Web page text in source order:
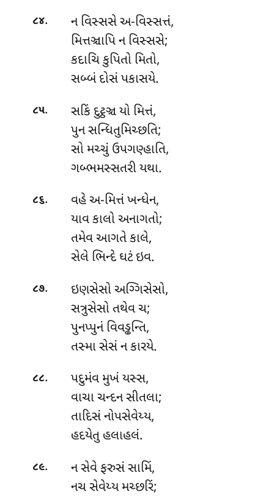
૮૪.
ન વિસ્સસે અ-વિસ્સત્તં,
મિત્તઞ્ચાપિ ન વિસ્સસે;
કદાચિ કુપિતો મિતો,
સબ્બં દોસં પકાસયે.
૮૫.
સકિં દુટ્ઠઞ્ચ યો મિત્તં,
પુન સન્ધિતુમિચ્છતિ;
સો મચ્ચું ઉપગણ્હાતિ,
ગબ્ભમસ્સતરી યથા.
૮૬.
વહે અ-મિત્તં ખન્ધેન,
યાવ કાલો અનાગતો;
તમેવ આગતે કાલે,
સેલે ભિન્દે ઘટં ઇવ.
૮૭.
ઇણસેસો અગ્ગિસેસો,
સત્રુસેસો તથેવ ચ;
પુનપ્પુનં વિવડ્ઢન્તિ,
તસ્મા સેસં ન કારયે.
૮૮.
પદુમંવ મુખં યસ્સ,
વાચા ચન્દન સીતલા;
તાદિસં નોપસેવેય્ય,
હદયેતુ હલાહલં.
૮૯.
ન સેવે ફરુસં સામિં,
નચ સેવેય્ય મચ્છરિં;